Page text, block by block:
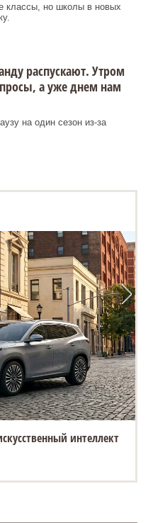
классы, но школы в новых
распускают. Утром
а уже днем нам
на один сезон из-за
интеллект
по итогам первого